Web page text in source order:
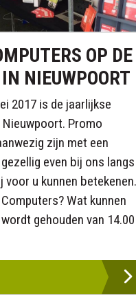
OP DE
NIEUWPOORT
2017 is de jaarlijkse
Promo
zijn met een
even bij ons langs
voor u kunnen betekenen.
Wat kunnen
gehouden van 14.00